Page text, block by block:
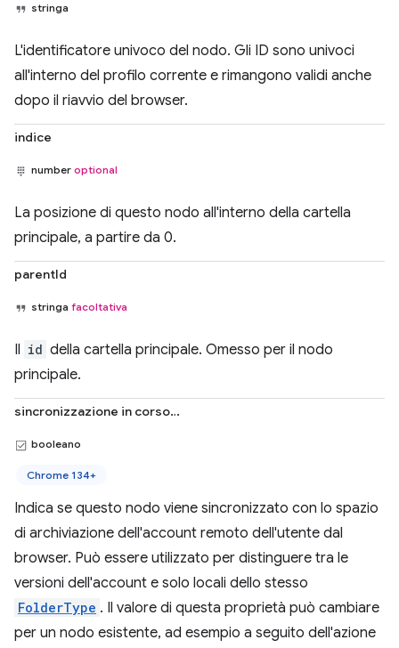
stringa
L'identificatore univoco del nodo. Gli ID sono univoci
all'interno del profilo corrente e rimangono validi anche
dopo il riavvio del browser.
indice
number optional
La posizione di questo nodo all'interno della cartella
principale, a partire da 0.
parentId
stringa facoltativa
Il id della cartella principale. Omesso per il nodo
principale.
sincronizzazione in corso…
booleano
Chrome 134+
Indica se questo nodo viene sincronizzato con lo spazio
di archiviazione dell'account remoto dell'utente dal
browser. Può essere utilizzato per distinguere tra le
versioni dell'account e solo locali dello stesso
FolderType . Il valore di questa proprietà può cambiare
per un nodo esistente, ad esempio a seguito dell'azione